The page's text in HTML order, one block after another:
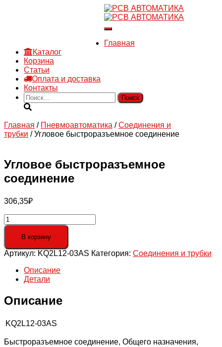
Войти
Переключить
навигацию
Главная
Каталог
Корзина
Статьи
Оплата и доставка
Контакты
Найти:
Главная / Пневмоавтоматика /Соединения и
трубки / Угловое быстроразъемное соединение
Угловое быстроразъемное
соединение
306,35₽
Количество
товара
Угловое
быстроразъемное
соединение
В корзину
Артикул: KQ2L12-03AS Категория: Соединения и трубки
Описание
Детали
Описание
KQ2L12-03AS
Быстроразъемное соединение, Общего назначения,